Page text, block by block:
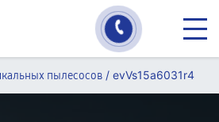
пылесосов / evVs15a6031r4